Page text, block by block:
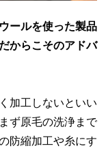
ールを使った製品
からこそのアドバ
加工しないといい
ず原毛の洗浄まで
防縮加工や糸にす